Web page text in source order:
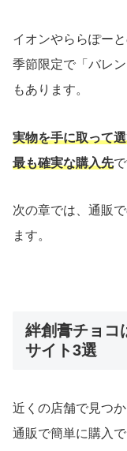
イオンやららぽー
季節限定で「バレ
もあります。
実物を手に取って
最も確実な購入先で
次の章では、通販
ます。
絆創膏チョコ
サイト3選
近くの店舗で見つ
通販で簡単に購入で